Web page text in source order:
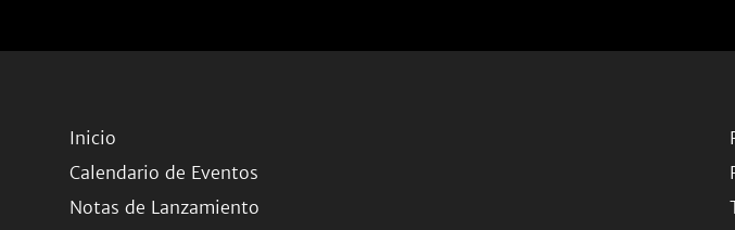
Inicio
Calendario de Eventos
Notas de Lanzamiento